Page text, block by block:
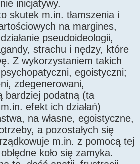
inicjatywy.
skutek m.in. tłamszenia i
na margines,
pseudoideologii,
strachu i nędzy, które
Z wykorzystaniem takich
egoistyczni;
zdegenerowani,
bardziej podatną (ta
efekt ich działań)
na własne, egoistyczne,
a pozostałych się
m.in. z pomocą tej
koło się zamyka.